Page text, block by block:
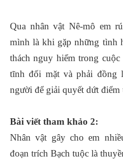
Qua nhân vật Nê-mô em
mình là khi gặp những tình
thách nguy hiểm trong
tĩnh đối mặt và phải đồng
người để giải quyết dứt điểm
Bài viết tham khảo 2:
Nhân vật gây cho em
đoạn trích Bạch tuộc là